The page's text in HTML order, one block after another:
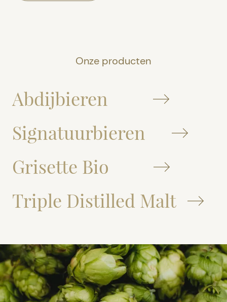
Onze producten
Abdijbieren
Signatuurbieren
Grisette Bio
Triple Distilled Malt